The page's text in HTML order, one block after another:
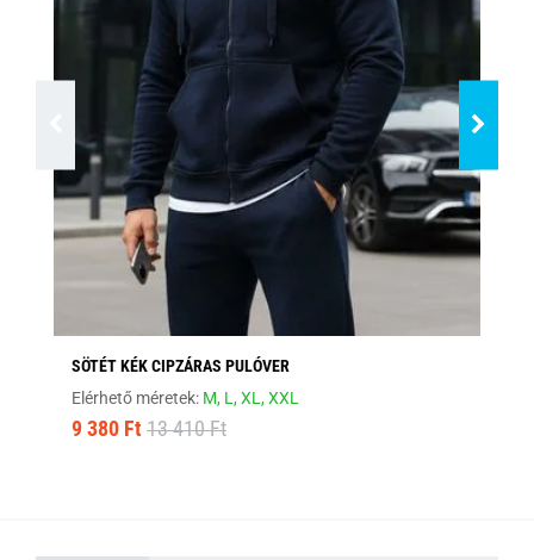
SÖTÉT KÉK CIPZÁRAS PULÓVER
Elérhető méretek: M, L,XL,XXL
9 380 Ft 13 410 Ft